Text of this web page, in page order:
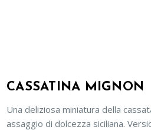
CASSATINA MIGNON
Una deliziosa miniatura della
assaggio di dolcezza siciliana.